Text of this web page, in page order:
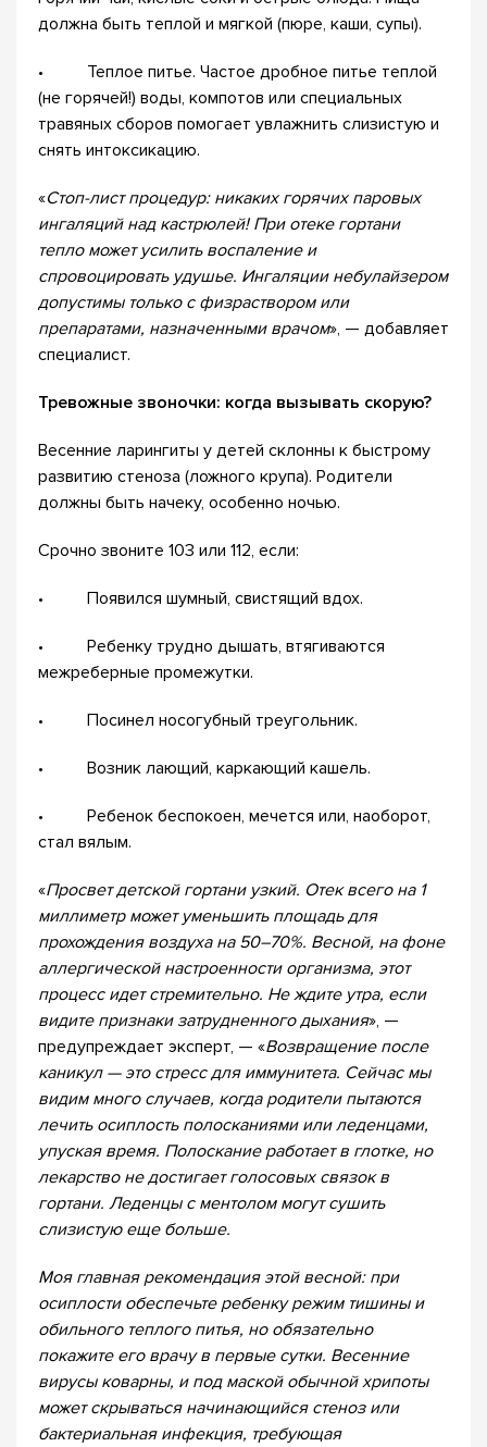
должна быть теплой и мягкой (пюре, каши, супы).
• Теплое питье. Частое дробное питье теплой
(не горячей!) воды, компотов или специальных
травяных сборов помогает увлажнить слизистую и
снять интоксикацию.
«Стоп-лист процедур: никаких горячих паровых
ингаляций над кастрюлей! При отеке гортани
тепло может усилить воспаление и
спровоцировать удушье. Ингаляции небулайзером
допустимы только с физраствором или
препаратами, назначенными врачом», — добавляет
специалист.
Тревожные звоночки: когда вызывать скорую?
Весенние ларингиты у детей склонны к быстрому
развитию стеноза (ложного крупа). Родители
должны быть начеку, особенно ночью.
Срочно звоните 103 или 112, если:
• Появился шумный, свистящий вдох.
• Ребенку трудно дышать, втягиваются
межреберные промежутки.
• Посинел носогубный треугольник.
• Возник лающий, каркающий кашель.
• Ребенок беспокоен, мечется или, наоборот,
стал вялым.
«Просвет детской гортани узкий. Отек всего на 1
миллиметр может уменьшить площадь для
прохождения воздуха на 50–70%. Весной, на фоне
аллергической настроенности организма, этот
процесс идет стремительно. Не ждите утра, если
видите признаки затрудненного дыхания», —
предупреждает эксперт, — «Возвращение после
каникул — это стресс для иммунитета. Сейчас мы
видим много случаев, когда родители пытаются
лечить осиплость полосканиями или леденцами,
упуская время. Полоскание работает в глотке, но
лекарство не достигает голосовых связок в
гортани. Леденцы с ментолом могут сушить
слизистую еще больше.
Моя главная рекомендация этой весной: при
осиплости обеспечьте ребенку режим тишины и
обильного теплого питья, но обязательно
покажите его врачу в первые сутки. Весенние
вирусы коварны, и под маской обычной хрипоты
может скрываться начинающийся стеноз или
бактериальная инфекция, требующая